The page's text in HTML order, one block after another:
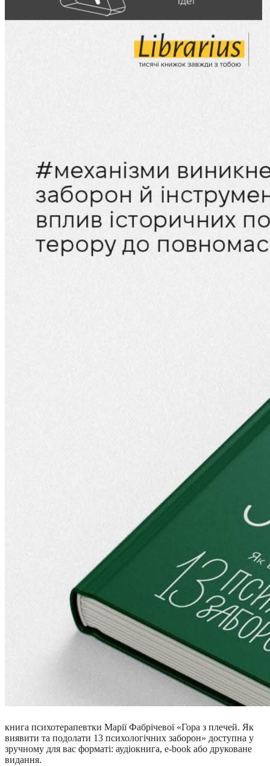
книга психотерапевтки Марії Фабрічевої «Гора з плечей. Як
виявити та подолати 13 психологічних заборон» доступна у
зручному для вас форматі: аудіокнига, e-book або друковане
видання.